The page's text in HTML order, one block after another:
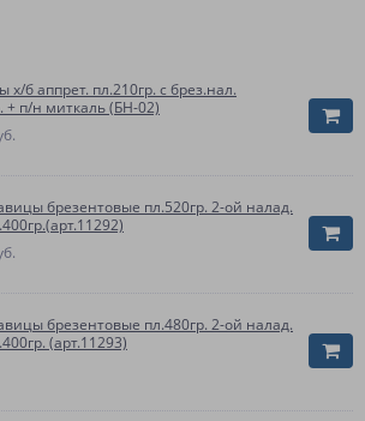
х/б аппрет. пл.210гр. с брез.нал.
+ п/н миткаль (БН-02)
брезентовые пл.520гр. 2-ой налад.
брезентовые пл.480гр. 2-ой налад.
(арт.11293)